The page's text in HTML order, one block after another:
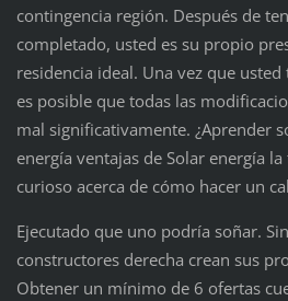
contingencia región. Después de
completado, usted es su propio
residencia ideal. Una vez que
es posible que todas las
mal significativamente. ¿Aprender
energía ventajas de Solar energía
curioso acerca de cómo hacer un
Ejecutado que uno podría soñar.
constructores derecha crean sus
Obtener un mínimo de 6 ofertas